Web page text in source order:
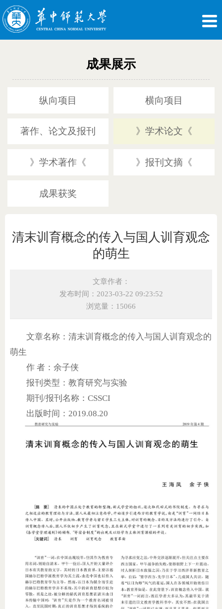
成果展示
纵向项目 横向项目
著作、论文及报刊 》学术论文《
》学术著作《 》报刊文摘《
成果获奖
清末训育概念的传入与国人训育观念
的萌生
文章作者：
发布时间：2023-03-22 09:23:52
浏览量：15066
文章名称：清末训育概念的传入与国人训育观念的
萌生
作 者：余子侠
报刊类型：教育研究与实验
期刊/报刊名称：CSSCI
出版时间：2019.08.20